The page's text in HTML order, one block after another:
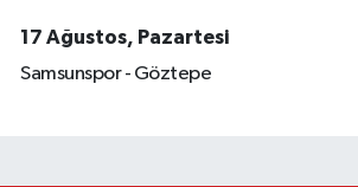
17 Ağustos, Pazartesi
Samsunspor - Göztepe